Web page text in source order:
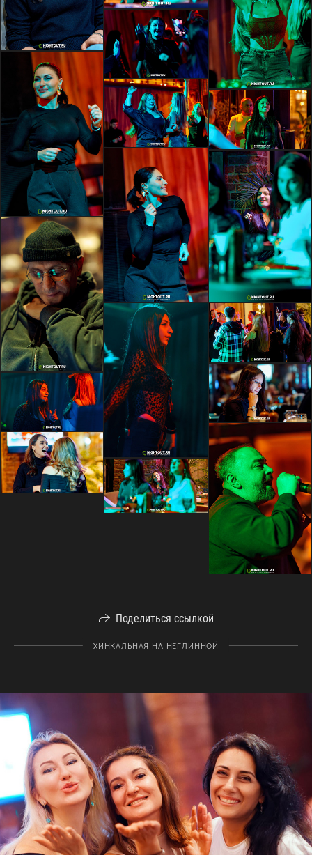
Поделиться ссылкой
ХИНКАЛЬНАЯ НА НЕГЛИННОЙ